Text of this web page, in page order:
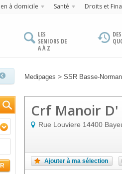
à domicile Santé Droits et
LES
SENIORS DE
A À Z
Medipages > SSR Basse-
Crf Manoir D'
Rue Louviere 14400
Ajouter à ma sélection